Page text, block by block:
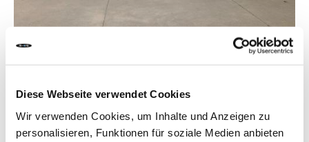
Diese Webseite verwendet Cookies
Wir verwenden Cookies, um Inhalte und Anzeigen zu
personalisieren, Funktionen für soziale Medien anbieten
Wir sind Pioniere.
Wenn es um das Thema Mobilität der Zukunft geht, kommt
keiner an uns vorbei. Wir kopieren nicht, sondern